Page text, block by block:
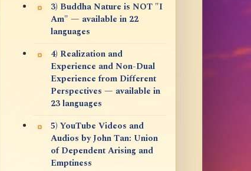
3) Buddha Nature is NOT "I
Am" — available in 22
languages
4) Realization and
Experience and Non-Dual
Experience from Different
Perspectives — available in
23 languages
5) YouTube Videos and
Audios by John Tan: Union
of Dependent Arising and
Emptiness